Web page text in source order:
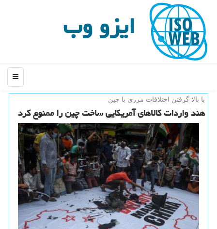
ایزو وب
منو
با بالا گرفتن اختلافات مرزی با چین
هند واردات كالاهای آمریكایی ساخت چین را ممنوع كرد